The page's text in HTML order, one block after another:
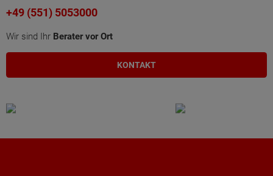
+49 (551) 5053000
Wir sind Ihr Berater vor Ort
KONTAKT